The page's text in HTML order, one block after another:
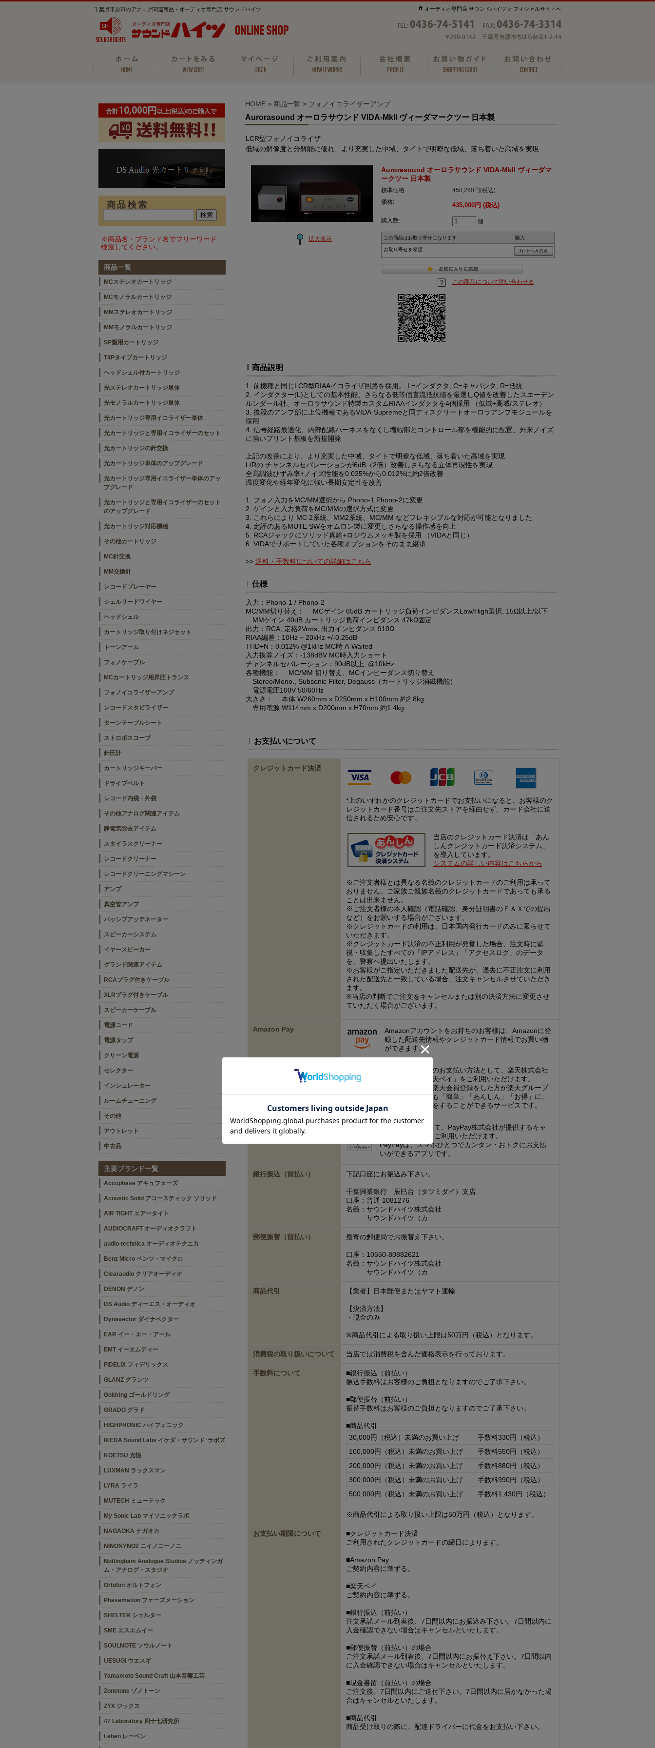
千葉県市原市のアナログ関連商品・オーディオ専門店 サウンドハイツ オーディオ専門店 サウンドハイツ オフィシャルサイトへ
商品検索
※商品名・ブランド名でフリーワード
検索してください。
商品一覧
MCステレオカートリッジ
MCモノラルカートリッジ
MMステレオカートリッジ
MMモノラルカートリッジ
SP盤用カートリッジ
T4Pタイプカートリッジ
ヘッドシェル付カートリッジ
光ステレオカートリッジ単体
光モノラルカートリッジ単体
光カートリッジ専用イコライザー単体
光カートリッジと専用イコライザーのセット
光カートリッジの針交換
光カートリッジ単体のアップグレード
光カートリッジ専用イコライザー単体のアッ
プグレード
光カートリッジと専用イコライザーのセット
のアップグレード
光カートリッジ対応機種
その他カートリッジ
MC針交換
MM交換針
レコードプレーヤー
シェルリードワイヤー
ヘッドシェル
カートリッジ取り付けネジセット
トーンアーム
フォノケーブル
MCカートリッジ用昇圧トランス
フォノイコライザーアンプ
レコードスタビライザー
ターンテーブルシート
ストロボスコープ
針圧計
カートリッジキーパー
ドライブベルト
レコード内袋・外袋
その他アナログ関連アイテム
静電気除去アイテム
スタイラスクリーナー
レコードクリーナー
レコードクリーニングマシーン
アンプ
真空管アンプ
パッシブアッテネーター
スピーカーシステム
イヤースピーカー
グランド関連アイテム
RCAプラグ付きケーブル
XLRプラグ付きケーブル
スピーカーケーブル
電源コード
電源タップ
クリーン電源
セレクター
インシュレーター
ルームチューニング
その他
アウトレット
中古品
主要ブランド一覧
Accuphase アキュフェーズ
Acoustic Solid アコースティック ソリッド
AIR TIGHT エアータイト
AUDIOCRAFT オーディオクラフト
audio-technica オーディオテクニカ
Benz Micro ベンツ・マイクロ
Clearaudio クリアオーディオ
DENON デノン
DS Audio ディーエス・オーディオ
Dynavector ダイナベクター
EAR イー・エー・アール
EMT イーエムティー
FIDELIX フィデリックス
GLANZ グランツ
Goldring ゴールドリング
GRADO グラド
HIGHPHONIC ハイフォニック
IKEDA Sound Labs イケダ・サウンド･ラボズ
KOETSU 光悦
LUXMAN ラックスマン
LYRA ライラ
MUTECH ミューテック
My Sonic Lab マイソニックラボ
NAGAOKA ナガオカ
NINONYNO2 ニイノニーノニ
Nottingham Analogue Studios ノッティンガ
ム・アナログ・スタジオ
Ortofon オルトフォン
Phasemation フェーズメーション
SHELTER シェルター
SME エスエムイー
SOULNOTE ソウルノート
UESUGI ウエスギ
Yamamoto Sound Craft 山本音響工芸
Zonotone ゾノトーン
ZYX ジックス
47 Laboratory 四十七研究所
Leben レーベン
HOME> 商品一覧 > フォノイコライザーアンプ
Aurorasound オーロラサウンド VIDA-MkII ヴィーダマークツー 日本製
LCR型フォノイコライザ
低域の解像度と分解能に優れ、より充実した中域、タイトで明瞭な低域、落ち着いた高域を実現
拡大表示
Aurorasound オーロラサウンド VIDA-MkII ヴィーダマ
ークツー 日本製
標準価格:
458,260円(税込)
価格:
435,000円 (税込)
購入数: 個
この商品はお取り寄せになります 購入
お取り寄せを希望
この商品について問い合わせる
商品説明
1. 前機種と同じLCR型RIAAイコライザ回路を採用。 L=インダクタ, C=キャパシタ, R=抵抗
2. インダクター(L)としての基本性能、さらなる低等価直流抵抗値を厳選しQ値を改善したスエーデン
ルンダール社、オーロラサウンド特製カスタムRIAAインダクタを4個採用 （低域+高域/ステレオ）
3. 後段のアンプ部に上位機種であるVIDA-Supremeと同ディスクリートオーロラアンプモジュールを
採用
4. 信号経路最適化、内部配線ハーネスをなくし増幅部とコントロール部を機能的に配置、外来ノイズ
に強いプリント基板を新規開発
上記の改善により、より充実した中域、タイトで明瞭な低域、落ち着いた高域を実現
L/Rの チャンネルセパレーションが6dB（2倍）改善しさらなる立体再現性を実現
全高調波ひずみ率+ノイズ性能を0.025%から0.012%に約2倍改善
温度変化や経年変化に強い長期安定性を改善
1. フォノ入力をMC/MM選択から Phono-1.Phono-2に変更
2. ゲインと入力負荷をMC/MMの選択方式に変更
3. これらにより MC 2系統、MM2系統、MC/MM などフレキシブルな対応が可能となりました
4. 定評のあるMUTE SWをオムロン製に変更しさらなる操作感を向上
5. RCAジャックにソリッド真鍮+ロジウムメッキ製を採用 （VIDAと同じ）
6. VIDAでサポートしていた各種オプションをそのまま継承
>> 送料・手数料についての詳細はこちら
仕様
入力：Phono-1 / Phono-2
MC/MM切り替え： MCゲイン 65dB カートリッジ負荷インピダンスLow/High選択, 15Ω以上/以下
MMゲイン 40dB カートリッジ負荷インピダンス 47kΩ固定
出力：RCA, 定格2Vrms, 出力インピダンス 910Ω
RIAA編差：10Hz ~ 20kHz +/-0.25dB
THD+N：0.012% @1kHz MC時 A-Waited
入力換算ノイズ：-138dBV MC時入力ショート
チャンネルセパレーション：90dB以上, @10kHz
各種機能： MC/MM 切り替え、MCインピーダンス切り替え
Stereo/Mono., Subsonic Filter, Degauss（カートリッジ消磁機能）
電源電圧100V 50/60Hz
大きさ： 本体 W260mm x D250mm x H100mm 約2.8kg
専用電源 W114mm x D200mm x H70mm 約1.4kg
お支払いについて
クレジットカード決済
*上のいずれかのクレジットカードでお支払いになると、お客様のク
レジットカード番号はご注文先ストアを経由せず、カード会社に送
信されるため安心です。
当店のクレジットカード決済は「あん
しんクレジットカード決済システム」
を導入しています。
システムの詳しい内容はこちらから
※ご注文者様とは異なる名義のクレジットカードのご利用は承って
おりません。ご家族ご親族名義のクレジットカードであっても承る
ことは出来ません。
※ご注文者様の本人確認（電話確認、身分証明書のＦＡＸでの提出
など）をお願いする場合がございます。
※クレジットカードの利用は、日本国内発行カードのみに限らせて
いただきます。
※クレジットカード決済の不正利用が発覚した場合、注文時に監
視・収集したすべての「IPアドレス」「アクセスログ」のデータ
を、警察へ提出いたします。
※お客様がご指定いただきました配送先が、過去に不正注文に利用
された配送先と一致している場合、注文キャンセルさせていただき
ます。
※当店の判断でご注文をキャンセルまたは別の決済方法に変更させ
ていただく場合がございます。
Amazon Pay
Amazonアカウントをお持ちのお客様は、Amazonに登
録した配送先情報やクレジットカード情報でお買い物
ができます。
ネットストアでのお支払い方法として、楽天株式会社
が提供する「楽天ペイ」をご利用いただけます。
楽天ペイとは、楽天会員登録をした方が楽天グループ
以外のサイトでも「簡単」「あんしん」「お得」に、
オンライン決済をすることができるサービスです。
paypay決済
お支払い方法として、PayPay株式会社が提供するキャ
ッシュレス決済をご利用いただけます。
PayPayは、スマホひとつでカンタン・おトクにお支払
いができるアプリです。
銀行振込（前払い） 下記口座にお振込み下さい。
千葉興業銀行 辰巳台（タツミダイ）支店
口座：普通 1081276
名義：サウンドハイツ株式会社
サウンドハイツ（カ
郵便振替（前払い） 最寄の郵便局でお振替え下さい。
口座：10550-80882621
名義：サウンドハイツ株式会社
サウンドハイツ（カ
商品代引 【業者】日本郵便またはヤマト運輸
【決済方法】
・現金のみ
※商品代引による取り扱い上限は50万円（税込）となります。
消費税の取り扱いについて 当店では消費税を含んだ価格表示を行っております。
手数料について
■銀行振込（前払い）
振込手数料はお客様のご負担となりますのでご了承下さい。
■郵便振替（前払い）
振替手数料はお客様のご負担となりますのでご了承下さい。
■商品代引
30,000円（税込）未満のお買い上げ
手数料330円（税込）
100,000円（税込）未満のお買い上げ
手数料550円（税込）
200,000円（税込）未満のお買い上げ
手数料880円（税込）
300,000円（税込）未満のお買い上げ
手数料990円（税込）
500,000円（税込）未満のお買い上げ
手数料1,430円（税込）
※商品代引による取り扱い上限は50万円（税込）となります。
お支払い期限について
■クレジットカード決済
ご利用されたクレジットカードの締日によります。
■Amazon Pay
ご契約内容に準ずる。
■楽天ペイ
ご契約内容に準ずる。
■銀行振込（前払い）
注文承諾メール到着後、7日間以内にお振込み下さい。7日間以内に
入金確認できない場合はキャンセルといたします。
■郵便振替（前払い）の場合
ご注文承諾メール到着後、7日間以内にお振替え下さい。7日間以内
に入金確認できない場合はキャンセルといたします。
■現金書留（前払い）の場合
ご注文後、7日間以内にご送付下さい。7日間以内に届かなかった場
合はキャンセルといたします。
■商品代引
商品受け取りの際に、配達ドライバーに代金をお支払い下さい。